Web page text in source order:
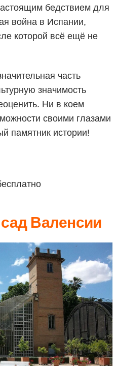
бедствием для
война в Испании,
которой всё ещё не
часть
значимость
Ни в коем
своими глазами
памятник истории!
Валенсии